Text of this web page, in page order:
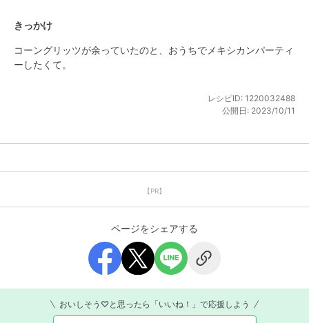
きっかけ
コーングリッツが余っていたのと、おうちでメキシカンパーティ
ーしたくて。
レシピID: 1220032488
公開日: 2023/10/11
【PR】
ページをシェアする
おいしそう♡と思ったら「いいね！」で応援しよう